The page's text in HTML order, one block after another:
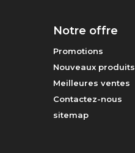
Notre offre
Promotions
Nouveaux produits
Meilleures ventes
Contactez-nous
sitemap